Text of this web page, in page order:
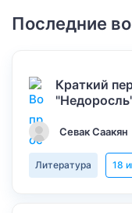
Последние
Краткий
Севак Саакян
Литература 18